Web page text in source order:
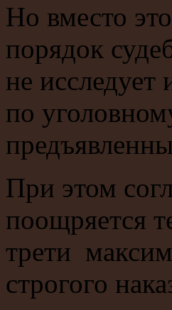
Но вместо
порядок
не исследует
по
При этом
поощряется
трети
строгого